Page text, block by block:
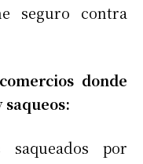
seguro contra
donde
saqueados por